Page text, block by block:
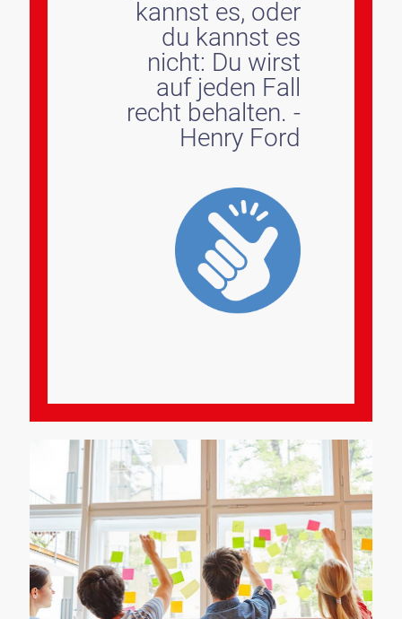
kannst es, oder
du kannst es
nicht: Du wirst
auf jeden Fall
recht behalten. -
Henry Ford